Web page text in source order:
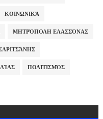
ΚΟΙΝΩΝΙΚΆ
ΜΗΤΡΌΠΟΛΗ ΕΛΑΣΣΌΝΑΣ
ΠΟΛΙΤΙΣΜΌΣ